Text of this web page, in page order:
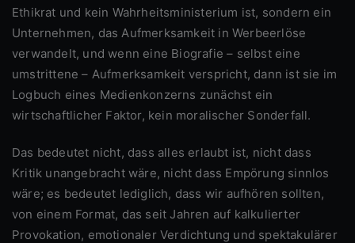
Ethikrat und kein Wahrheitsministerium ist, sondern ein
Unternehmen, das Aufmerksamkeit in Werbeerlöse
verwandelt, und wenn eine Biografie – selbst eine
umstrittene – Aufmerksamkeit verspricht, dann ist sie im
Logbuch eines Medienkonzerns zunächst ein
wirtschaftlicher Faktor, kein moralischer Sonderfall.
Das bedeutet nicht, dass alles erlaubt ist, nicht dass
Kritik unangebracht wäre, nicht dass Empörung sinnlos
wäre; es bedeutet lediglich, dass wir aufhören sollten,
von einem Format, das seit Jahren auf kalkulierter
Provokation, emotionaler Verdichtung und spektakulärer